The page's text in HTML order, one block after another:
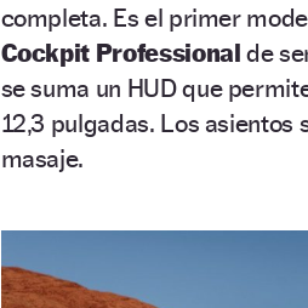
completa. Es el primer
Cockpit Professional de
se suma un HUD que
12,3 pulgadas. Los asientos
masaje.